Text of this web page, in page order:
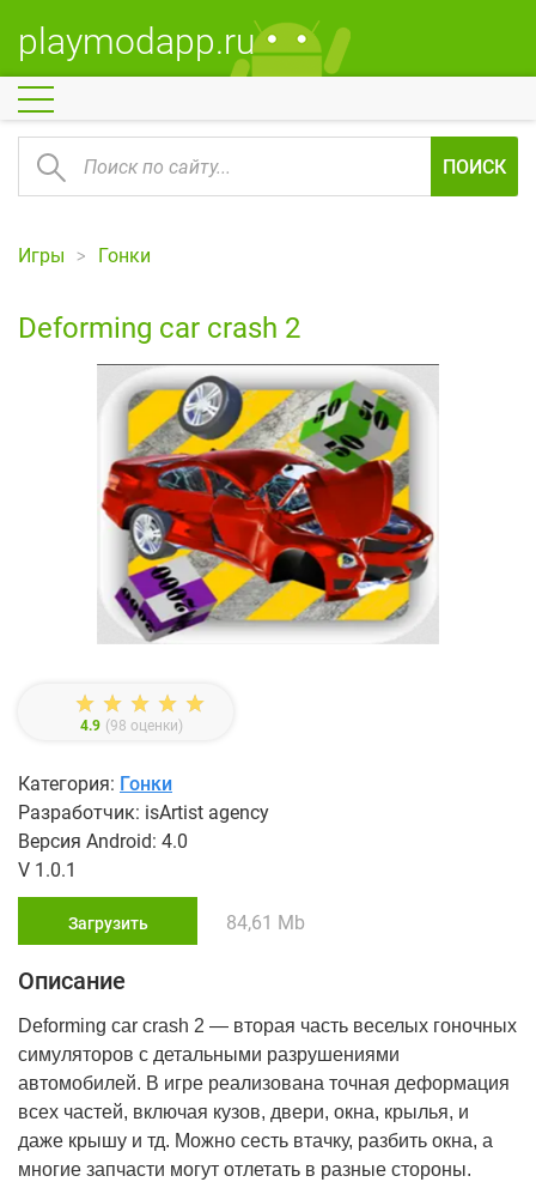
playmodapp.ru
ПОИСК
Игры Гонки
Deforming car crash 2
4.9 (98 оценки)
Категория: Гонки
Разработчик: isArtist agency
Версия Android: 4.0
V 1.0.1
Загрузить 84,61 Mb
Описание
Deforming car crash 2 — вторая часть веселых гоночных
симуляторов с детальными разрушениями
автомобилей. В игре реализована точная деформация
всех частей, включая кузов, двери, окна, крылья, и
даже крышу и тд. Можно сесть втачку, разбить окна, а
многие запчасти могут отлетать в разные стороны.